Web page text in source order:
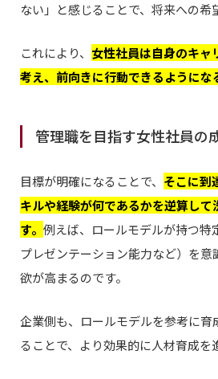
ない」と感じることで、将来への希
これにより、 女性社員は自身のキャ
考え、前向きに行動できるようにな
管理職を目指す女性社員の
目標が明確になることで、 そこに到
キルや経験が何であるかを逆算して
す。 例えば、ロールモデルが持つ特
プレゼンテーション能力など）を
欲が高まるのです。
企業側も、ロールモデルを参考に育
ることで、より効果的に人材育成を